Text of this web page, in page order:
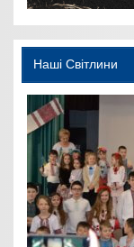
Наші Світлини